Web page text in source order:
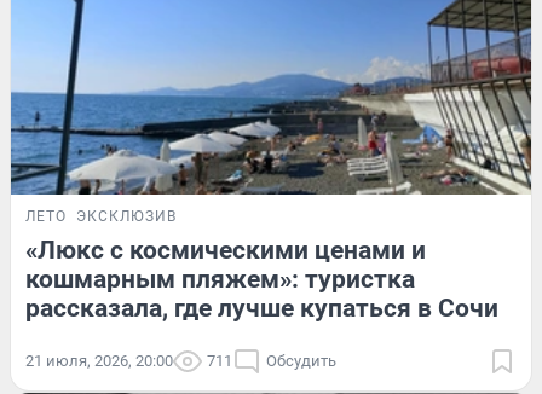
ЛЕТО ЭКСКЛЮЗИВ
«Люкс с космическими ценами и
кошмарным пляжем»: туристка
рассказала, где лучше купаться в Сочи
21 июля, 2026, 20:00 711 Обсудить